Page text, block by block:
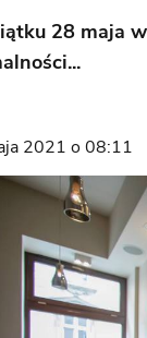
28 maja
2021 o 08:11